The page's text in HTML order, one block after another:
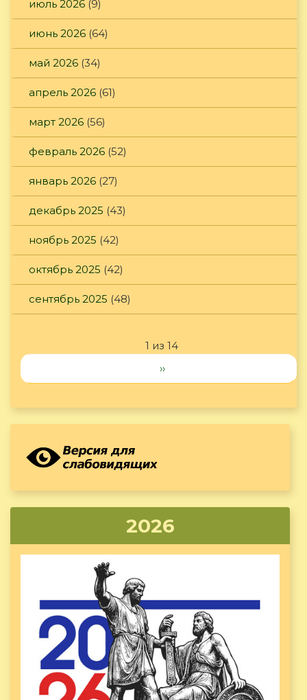
июль 2026 (9)
июнь 2026 (64)
май 2026 (34)
апрель 2026 (61)
март 2026 (56)
февраль 2026 (52)
январь 2026 (27)
декабрь 2025 (43)
ноябрь 2025 (42)
октябрь 2025 (42)
сентябрь 2025 (48)
1 из 14
››
2026